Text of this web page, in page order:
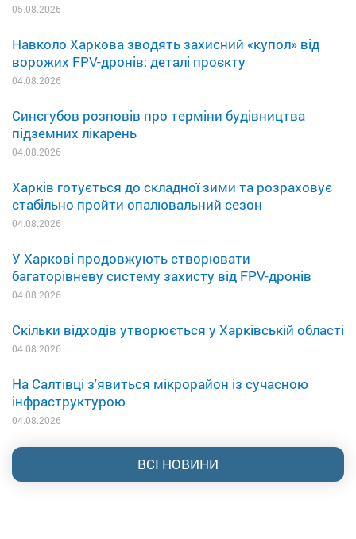
05.08.2026
Навколо Харкова зводять захисний «купол» від
ворожих FPV-дронів: деталі проєкту
04.08.2026
Синєгубов розповів про терміни будівництва
підземних лікарень
04.08.2026
Харків готується до складної зими та розраховує
стабільно пройти опалювальний сезон
04.08.2026
У Харкові продовжують створювати
багаторівневу систему захисту від FPV-дронів
04.08.2026
Скільки відходів утворюється у Харківській області
04.08.2026
На Салтівці з'явиться мікрорайон із сучасною
інфраструктурою
04.08.2026
ВСІ НОВИНИ